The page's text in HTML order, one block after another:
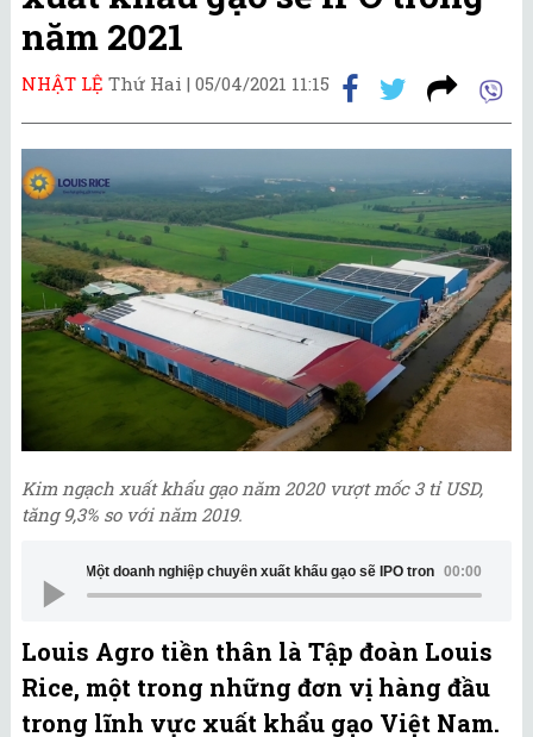
năm 2021
NHẬT LỆ Thứ Hai | 05/04/2021 11:15
Kim ngạch xuất khẩu gạo năm 2020 vượt mốc 3 tỉ USD,
tăng 9,3% so với năm 2019.
00:00
Một doanh nghiệp chuyên xuất khẩu gạo sẽ IPO trong năm 2021
Louis Agro tiền thân là Tập đoàn Louis
Rice, một trong những đơn vị hàng đầu
trong lĩnh vực xuất khẩu gạo Việt Nam.